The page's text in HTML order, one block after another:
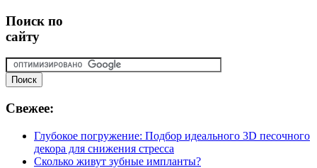
Поиск по
сайту
Свежее:
Глубокое погружение: Подбор идеального 3D песочного
декора для снижения стресса
Сколько живут зубные импланты?